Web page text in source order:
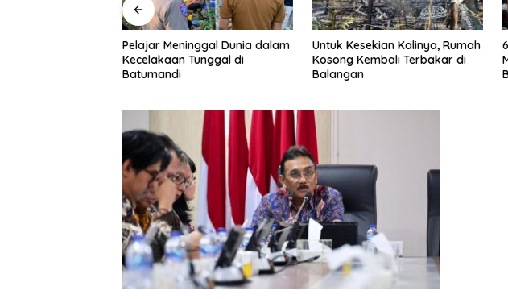
Untuk Kesekian Kalinya, Rumah
Kosong Kembali Terbakar di
Balangan
61 Peserta Ikuti Technical
Meeting Nanang Galuh
Balangan 2026